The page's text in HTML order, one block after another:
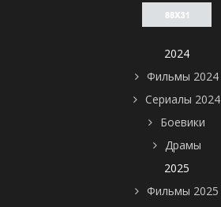
2024
Фильмы 2024
Сериалы 2024
Боевики
Драмы
2025
Фильмы 2025